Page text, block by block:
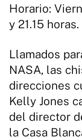
Horario:
y 21.15 horas.
Llamados
NASA, las
direcciones
Kelly Jones
del director
la Casa